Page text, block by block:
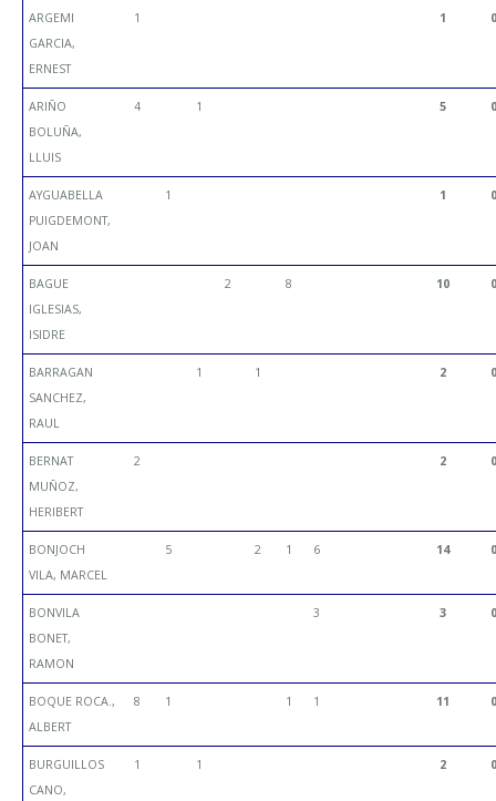
ARGEMI
GARCIA,
ERNEST
1 1 0
ARIÑO
BOLUÑA,
LLUIS
4 1 5 0
AYGUABELLA
PUIGDEMONT,
JOAN
1 1 0
BAGUE
IGLESIAS,
ISIDRE
2 8 10 0
BARRAGAN
SANCHEZ,
RAUL
1 1 2 0
BERNAT
MUÑOZ,
HERIBERT
2 2 0
BONJOCH
VILA, MARCEL
5 2 1 6 14 0
BONVILA
BONET,
RAMON
3 3 0
BOQUE ROCA.,
ALBERT
8 1 1 1 11 0
BURGUILLOS
CANO,
1 1 2 0